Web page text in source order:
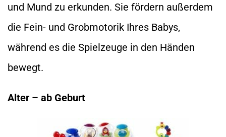
und Mund zu erkunden. Sie fördern außerdem
die Fein- und Grobmotorik Ihres Babys,
während es die Spielzeuge in den Händen
bewegt.
Alter – ab Geburt